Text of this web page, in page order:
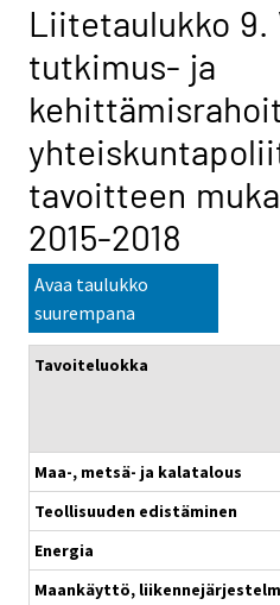
Liitetaulukko 9.
tutkimus- ja
tavoitteen
2015-2018
Avaa taulukko
suurempana
Tavoiteluokka
Maa-, metsä- ja kalatalous
Teollisuuden edistäminen
Energia
Maankäyttö,